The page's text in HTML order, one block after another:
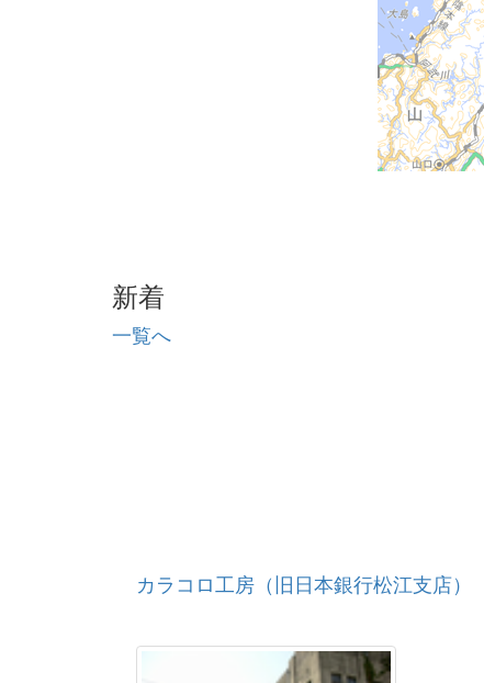
新着
一覧へ
カラコロ工房（旧日本銀行松江支店）